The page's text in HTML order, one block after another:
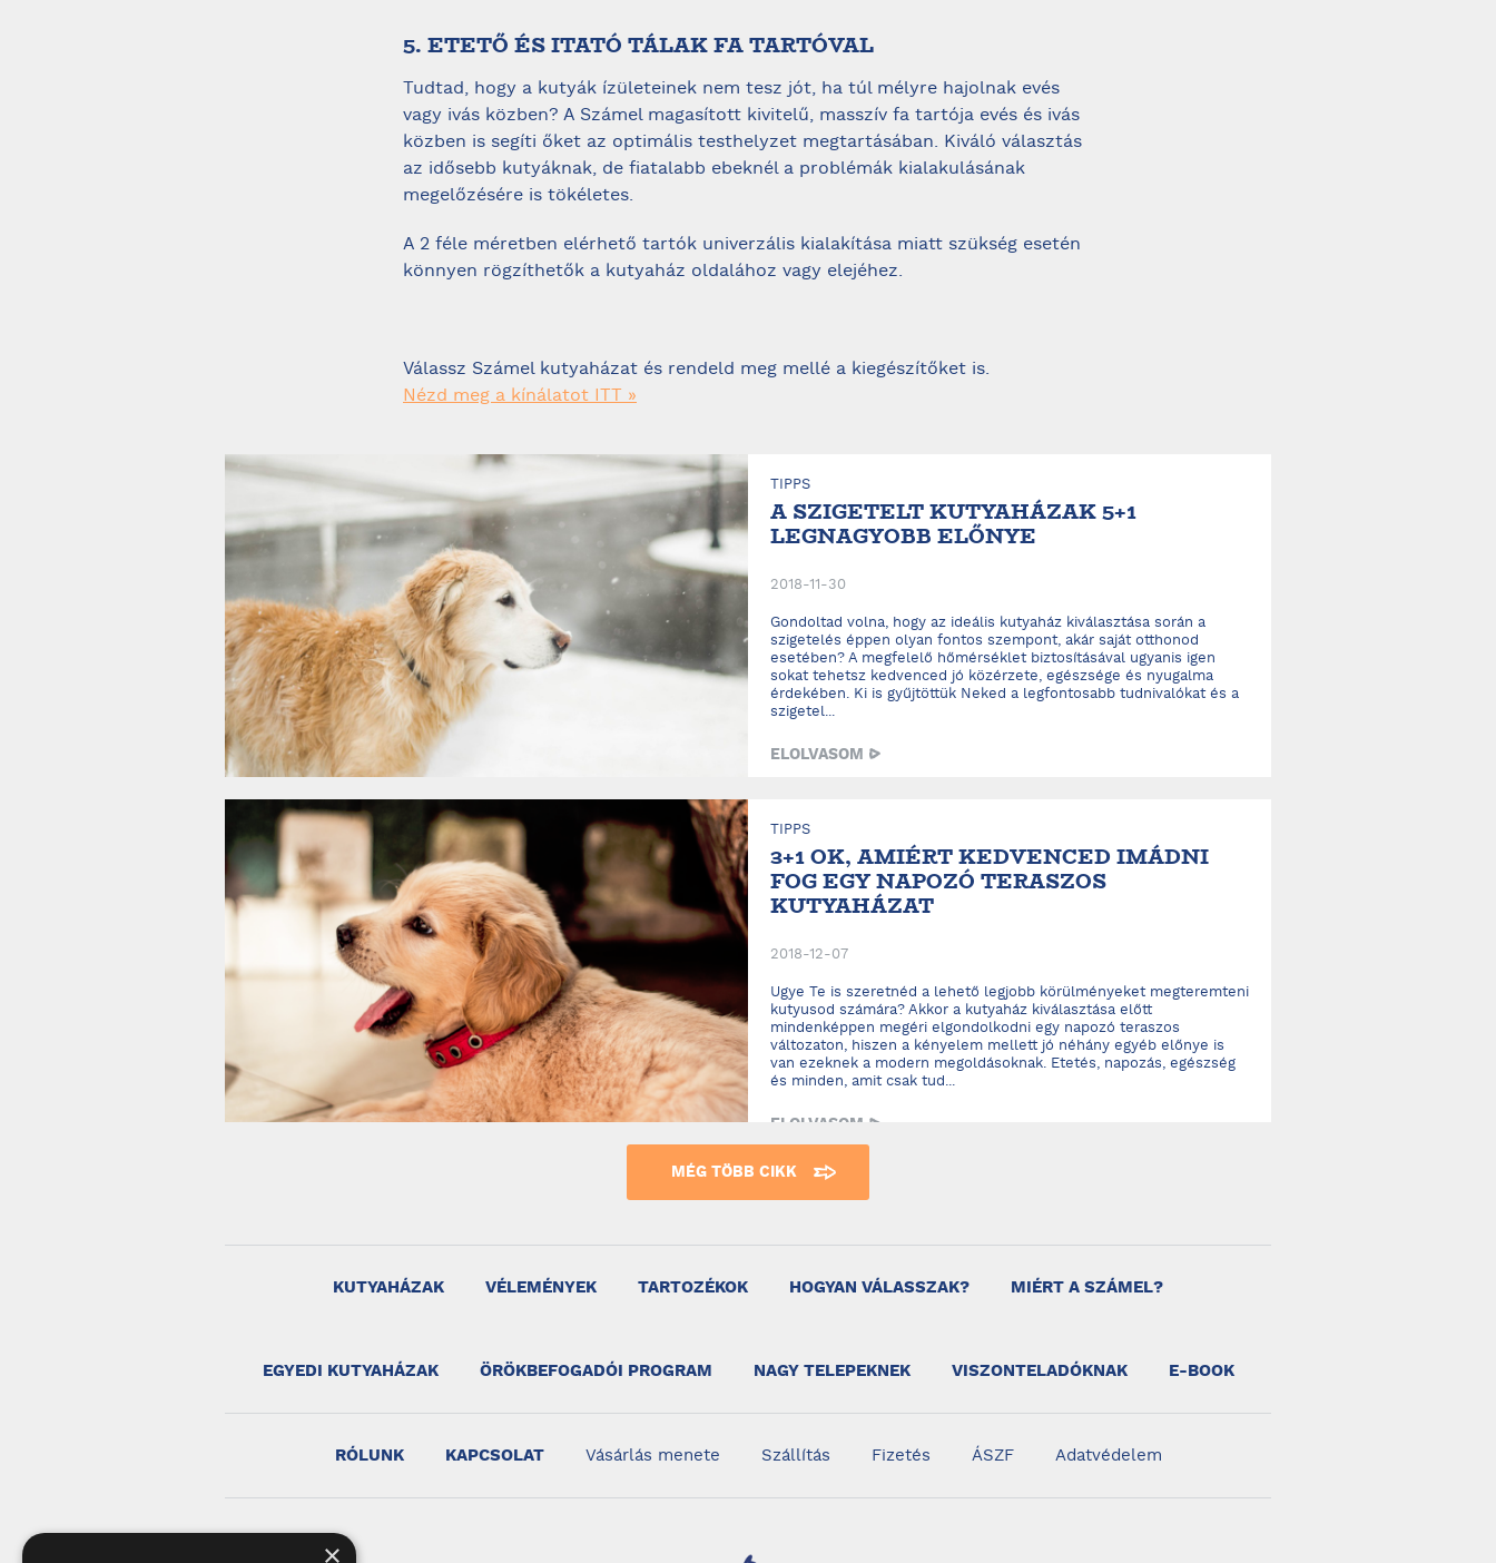
5. ETETŐ ÉS ITATÓ TÁLAK FA TARTÓVAL
Tudtad, hogy a kutyák ízületeinek nem tesz jót, ha túl mélyre hajolnak evés
vagy ivás közben? A Számel magasított kivitelű, masszív fa tartója evés és ivás
közben is segíti őket az optimális testhelyzet megtartásában. Kiváló választás
az idősebb kutyáknak, de fiatalabb ebeknél a problémák kialakulásának
megelőzésére is tökéletes.
A 2 féle méretben elérhető tartók univerzális kialakítása miatt szükség esetén
könnyen rögzíthetők a kutyaház oldalához vagy elejéhez.
Válassz Számel kutyaházat és rendeld meg mellé a kiegészítőket is.
Nézd meg a kínálatot ITT »
TIPPS
A SZIGETELT KUTYAHÁZAK 5+1
LEGNAGYOBB ELŐNYE
2018-11-30
Gondoltad volna, hogy az ideális kutyaház kiválasztása során a
szigetelés éppen olyan fontos szempont, akár saját otthonod
esetében? A megfelelő hőmérséklet biztosításával ugyanis igen
sokat tehetsz kedvenced jó közérzete, egészsége és nyugalma
érdekében. Ki is gyűjtöttük Neked a legfontosabb tudnivalókat és a
szigetel...
ELOLVASOM
TIPPS
3+1 OK, AMIÉRT KEDVENCED IMÁDNI
FOG EGY NAPOZÓ TERASZOS
KUTYAHÁZAT
2018-12-07
Ugye Te is szeretnéd a lehető legjobb körülményeket megteremteni
kutyusod számára? Akkor a kutyaház kiválasztása előtt
mindenképpen megéri elgondolkodni egy napozó teraszos
változaton, hiszen a kényelem mellett jó néhány egyéb előnye is
van ezeknek a modern megoldásoknak. Etetés, napozás, egészség
és minden, amit csak tud...
ELOLVASOM
MÉG TÖBB CIKK
KUTYAHÁZAK VÉLEMÉNYEK TARTOZÉKOK HOGYAN VÁLASSZAK? MIÉRT A SZÁMEL?
EGYEDI KUTYAHÁZAK ÖRÖKBEFOGADÓI PROGRAM NAGY TELEPEKNEK VISZONTELADÓKNAK E-BOOK
RÓLUNK KAPCSOLAT Vásárlás menete Szállítás Fizetés ÁSZF Adatvédelem
×